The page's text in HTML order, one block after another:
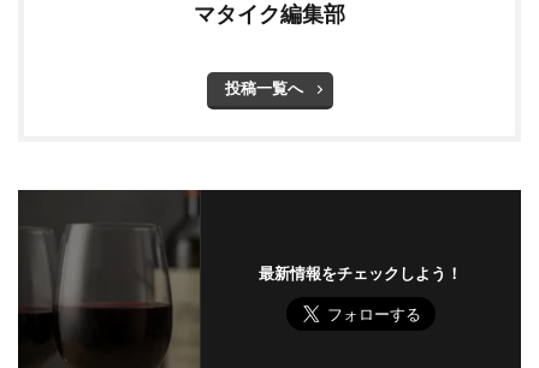
マタイク編集部
投稿一覧へ
最新情報をチェックしよう！